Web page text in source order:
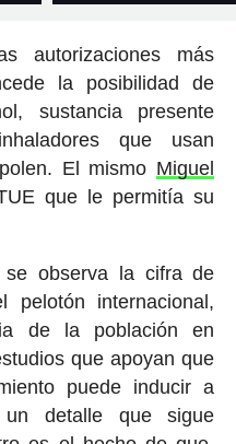
autorizaciones más
la posibilidad de
sustancia presente
que usan
El mismo Miguel
que le permitía su
se observa la cifra de
pelotón internacional,
de la población en
que apoyan que
puede inducir a
detalle que sigue